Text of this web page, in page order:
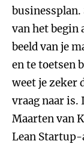
businessplan.
van het begin
beeld van je
en te toetsen
weet je zeker
vraag naar is.
Maarten van
Lean